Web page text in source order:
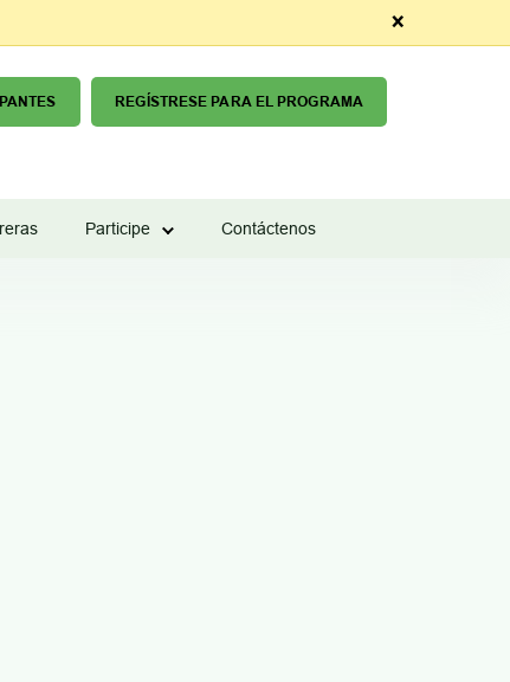
×
REGÍSTRESE PARA EL PROGRAMA
Participe Contáctenos